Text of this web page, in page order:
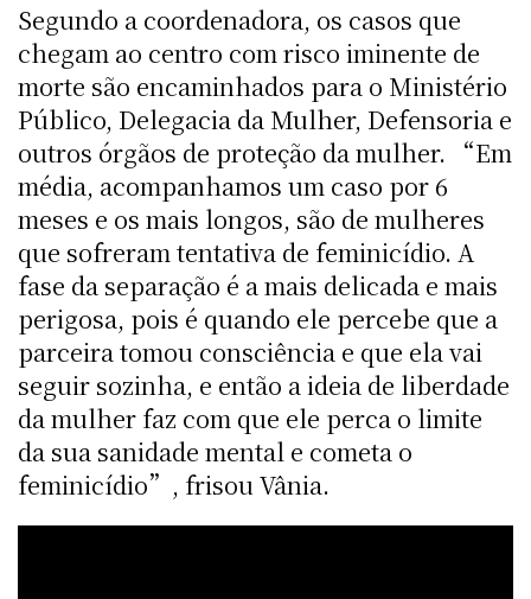
Segundo a coordenadora, os casos que
chegam ao centro com risco iminente de
morte são encaminhados para o Ministério
Público, Delegacia da Mulher, Defensoria e
outros órgãos de proteção da mulher. “Em
média, acompanhamos um caso por 6
meses e os mais longos, são de mulheres
que sofreram tentativa de feminicídio. A
fase da separação é a mais delicada e mais
perigosa, pois é quando ele percebe que a
parceira tomou consciência e que ela vai
seguir sozinha, e então a ideia de liberdade
da mulher faz com que ele perca o limite
da sua sanidade mental e cometa o
feminicídio”, frisou Vânia.